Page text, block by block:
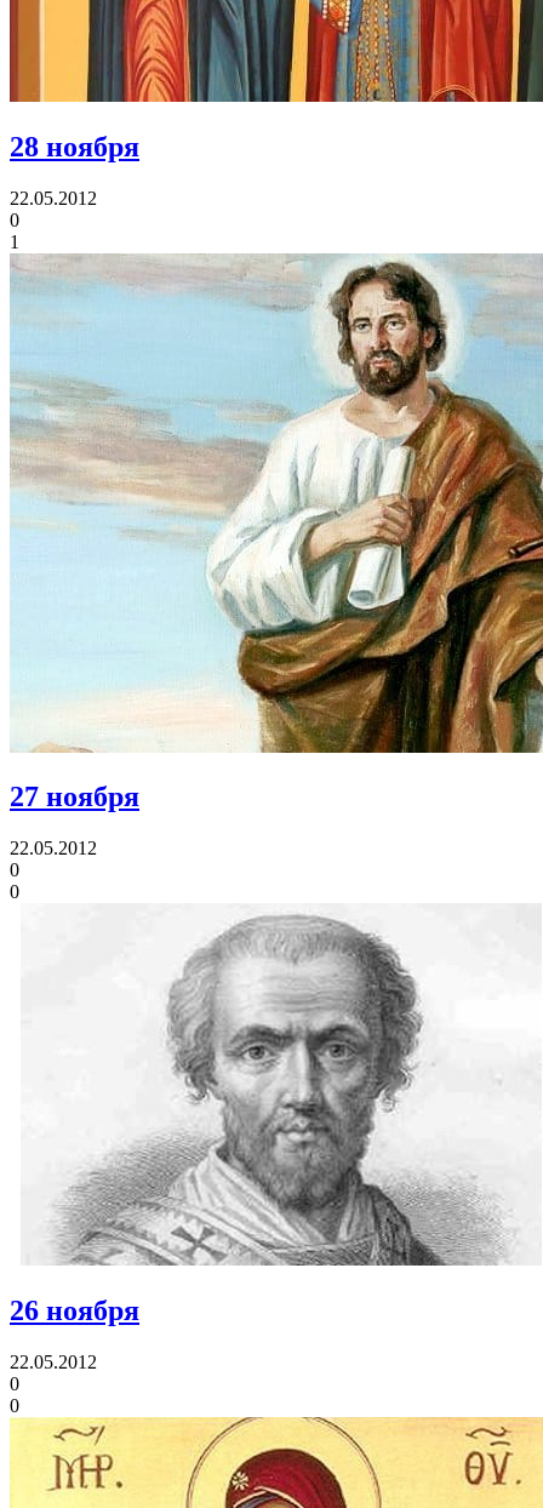
28 ноября
22.05.2012
0
1
27 ноября
22.05.2012
0
0
26 ноября
22.05.2012
0
0